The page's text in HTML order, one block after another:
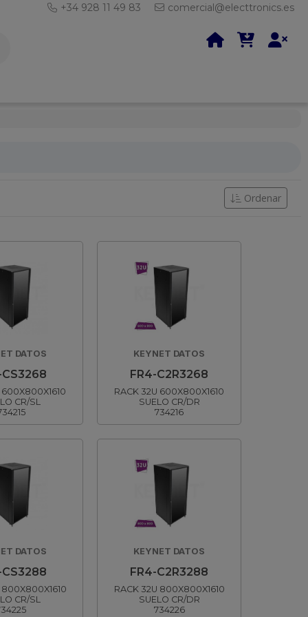
+34 928 11 49 83 comercial@electtronics.es
Ordenar
DATOS
CS3268
600X800X1610
CR/SL
KEYNET DATOS
FR4-C2R3268
RACK 32U 600X800X1610
SUELO CR/DR
734216
DATOS
CS3288
800X800X1610
CR/SL
KEYNET DATOS
FR4-C2R3288
RACK 32U 800X800X1610
SUELO CR/DR
734226